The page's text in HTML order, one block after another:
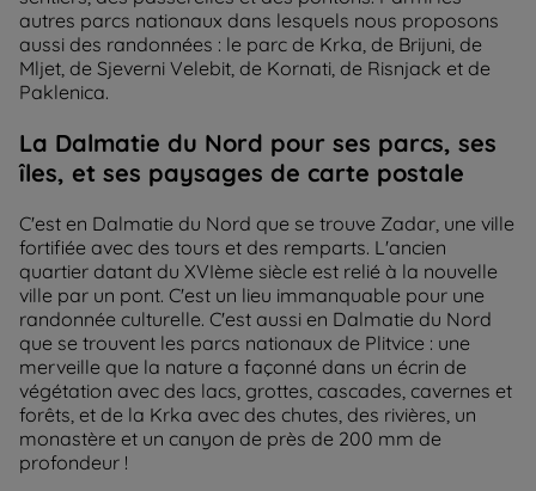
autres parcs nationaux dans lesquels nous proposons
aussi des randonnées : le parc de Krka, de Brijuni, de
Mljet, de Sjeverni Velebit, de Kornati, de Risnjack et de
Paklenica.
La Dalmatie du Nord pour ses parcs, ses
îles, et ses paysages de carte postale
C'est en Dalmatie du Nord que se trouve Zadar, une ville
fortifiée avec des tours et des remparts. L'ancien
quartier datant du XVIème siècle est relié à la nouvelle
ville par un pont. C'est un lieu immanquable pour une
randonnée culturelle. C'est aussi en Dalmatie du Nord
que se trouvent les parcs nationaux de Plitvice : une
merveille que la nature a façonné dans un écrin de
végétation avec des lacs, grottes, cascades, cavernes et
forêts, et de la Krka avec des chutes, des rivières, un
monastère et un canyon de près de 200 mm de
profondeur !